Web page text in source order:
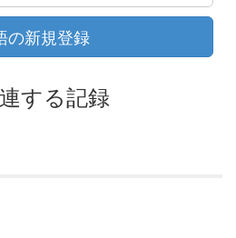
の新規登録
する記録